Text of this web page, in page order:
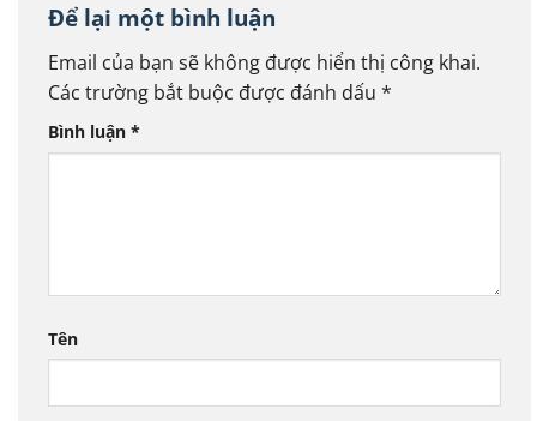
Để lại một bình luận
Email của bạn sẽ không được hiển thị công khai.
Các trường bắt buộc được đánh dấu *
Bình luận *
Tên